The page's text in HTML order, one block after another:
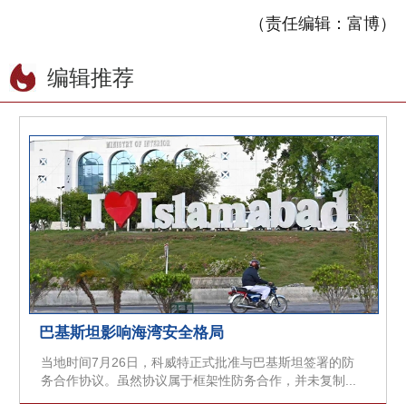
（责任编辑：富博）
编辑推荐
巴基斯坦影响海湾安全格局
当地时间7月26日，科威特正式批准与巴基斯坦签署的防
务合作协议。虽然协议属于框架性防务合作，并未复制...